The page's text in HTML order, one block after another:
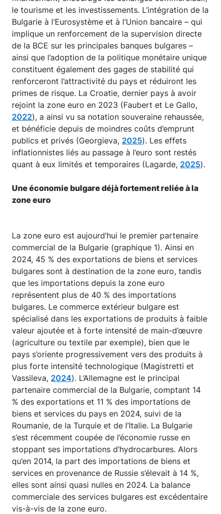
le tourisme et les investissements. L’intégration de la
Bulgarie à l’Eurosystème et à l’Union bancaire – qui
implique un renforcement de la supervision directe
de la BCE sur les principales banques bulgares –
ainsi que l’adoption de la politique monétaire unique
constituent également des gages de stabilité qui
renforceront l’attractivité du pays et réduiront les
primes de risque. La Croatie, dernier pays à avoir
rejoint la zone euro en 2023 (Faubert et Le Gallo,
2022), a ainsi vu sa notation souveraine rehaussée,
et bénéficie depuis de moindres coûts d’emprunt
publics et privés (Georgieva, 2025). Les effets
inflationnistes liés au passage à l’euro sont restés
quant à eux limités et temporaires (Lagarde, 2025).
Une économie bulgare déjà fortement reliée à la
zone euro
La zone euro est aujourd’hui le premier partenaire
commercial de la Bulgarie (graphique 1). Ainsi en
2024, 45 % des exportations de biens et services
bulgares sont à destination de la zone euro, tandis
que les importations depuis la zone euro
représentent plus de 40 % des importations
bulgares. Le commerce extérieur bulgare est
spécialisé dans les exportations de produits à faible
valeur ajoutée et à forte intensité de main-d’œuvre
(agriculture ou textile par exemple), bien que le
pays s’oriente progressivement vers des produits à
plus forte intensité technologique (Magistretti et
Vassileva, 2024). L’Allemagne est le principal
partenaire commercial de la Bulgarie, comptant 14
% des exportations et 11 % des importations de
biens et services du pays en 2024, suivi de la
Roumanie, de la Turquie et de l’Italie. La Bulgarie
s’est récemment coupée de l’économie russe en
stoppant ses importations d’hydrocarbures. Alors
qu’en 2014, la part des importations de biens et
services en provenance de Russie s’élevait à 14 %,
elles sont ainsi quasi nulles en 2024. La balance
commerciale des services bulgares est excédentaire
vis-à-vis de la zone euro.